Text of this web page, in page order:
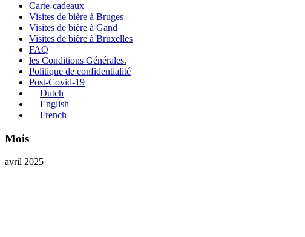
Carte-cadeaux
Visites de bière à Bruges
Visites de bière à Gand
Visites de bière à Bruxelles
FAQ
les Conditions Générales.
Politique de confidentialité
Post-Covid-19
Dutch
English
French
Mois
avril 2025